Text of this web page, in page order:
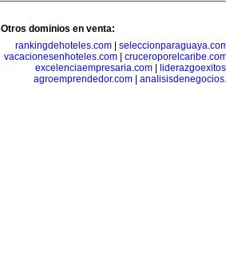
Otros dominios en venta:
rankingdehoteles.com|
vacacionesenhoteles.com
excelenciaempresaria.com
agroemprendedor.com